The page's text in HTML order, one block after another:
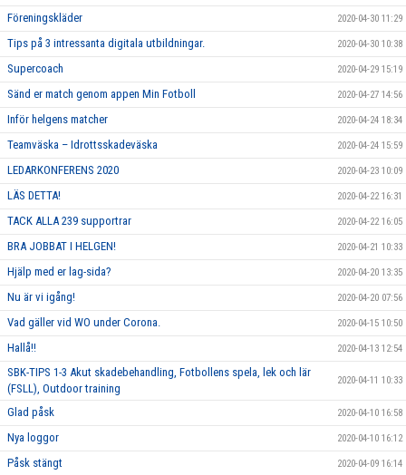
Föreningskläder 2020-04-30 11:29
Tips på 3 intressanta digitala utbildningar. 2020-04-30 10:38
Supercoach 2020-04-29 15:19
Sänd er match genom appen Min Fotboll 2020-04-27 14:56
Inför helgens matcher 2020-04-24 18:34
Teamväska – Idrottsskadeväska 2020-04-24 15:59
LEDARKONFERENS 2020 2020-04-23 10:09
LÄS DETTA! 2020-04-22 16:31
TACK ALLA 239 supportrar 2020-04-22 16:05
BRA JOBBAT I HELGEN! 2020-04-21 10:33
Hjälp med er lag-sida? 2020-04-20 13:35
Nu är vi igång! 2020-04-20 07:56
Vad gäller vid WO under Corona. 2020-04-15 10:50
Hallå!! 2020-04-13 12:54
SBK-TIPS 1-3 Akut skadebehandling, Fotbollens spela, lek och lär
(FSLL), Outdoor training
2020-04-11 10:33
Glad påsk 2020-04-10 16:58
Nya loggor 2020-04-10 16:12
Påsk stängt 2020-04-09 16:14